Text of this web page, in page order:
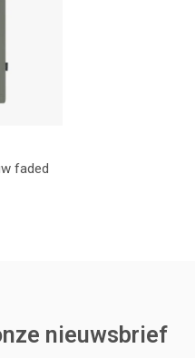
faded
nieuwsbrief